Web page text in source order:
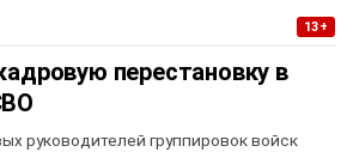
13+
перестановку в
руководителей группировок войск